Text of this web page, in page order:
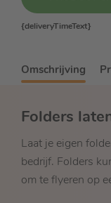
{deliveryTimeText}
Omschrijving
Folders
Laat je eigen
bedrijf. Folders
om te flyeren op